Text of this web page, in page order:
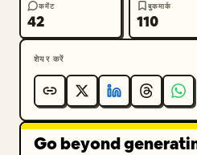
कमेंट
42
बुकमार्क
110
शेयर करें
Go beyond